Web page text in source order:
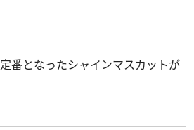
番となったシャインマスカットが